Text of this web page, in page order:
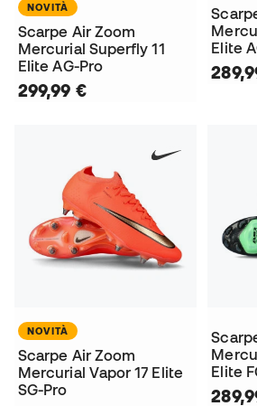
NOVITÀ
Scarpe Air Zoom
Mercurial Superfly 11
Elite AG-Pro
299,99 €
Elite
NOVITÀ
Scarpe Air Zoom
Mercurial Vapor 17 Elite
SG-Pro
Elite